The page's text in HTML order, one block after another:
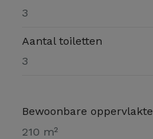
3
Aantal toiletten
3
Bewoonbare oppervlakte
210 m²